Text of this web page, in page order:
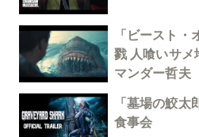
「ビースト
戮 人喰いサ
マンダー哲夫
「墓場の鮫
食事会